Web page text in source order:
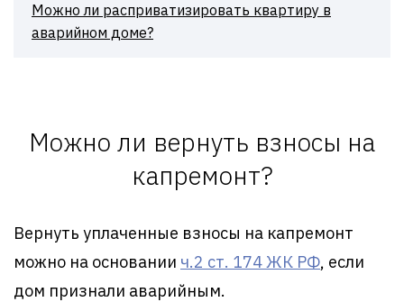
Можно ли расприватизировать квартиру в
аварийном доме?
Можно ли вернуть взносы на
капремонт?
Вернуть уплаченные взносы на капремонт
можно на основании ч.2 ст. 174 ЖК РФ, если
дом признали аварийным.